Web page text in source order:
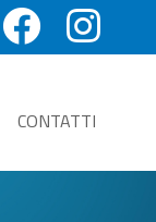
CONTATTI